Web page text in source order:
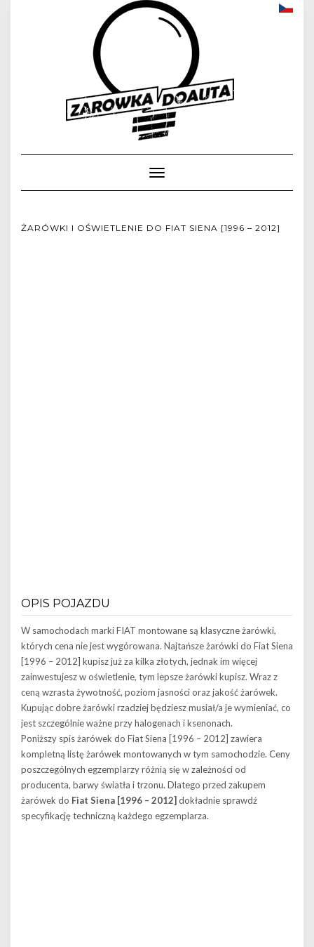
Toggle
Navigation
ŻARÓWKI I OŚWIETLENIE DO FIAT SIENA [1996 – 2012]
OPIS POJAZDU
W samochodach marki FIAT montowane są klasyczne żarówki,
których cena nie jest wygórowana. Najtańsze żarówki do Fiat Siena
[1996 – 2012] kupisz już za kilka złotych, jednak im więcej
zainwestujesz w oświetlenie, tym lepsze żarówki kupisz. Wraz z
ceną wzrasta żywotność, poziom jasności oraz jakość żarówek.
Kupując dobre żarówki rzadziej będziesz musiał/a je wymieniać, co
jest szczególnie ważne przy halogenach i ksenonach.
Poniższy spis żarówek do Fiat Siena [1996 – 2012] zawiera
kompletną listę żarówek montowanych w tym samochodzie. Ceny
poszczególnych egzemplarzy różnią się w zależności od
producenta, barwy światła i trzonu. Dlatego przed zakupem
żarówek do Fiat Siena [1996 – 2012] dokładnie sprawdź
specyfikację techniczną każdego egzemplarza.